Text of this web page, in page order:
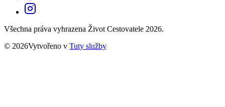
Všechna práva vyhrazena Život Cestovatele 2026.
© 2026Vytvořeno v Tuty služby